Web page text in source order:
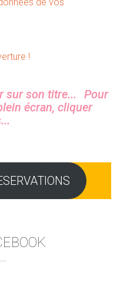
!
sur son titre...
Pour
écran, cliquer